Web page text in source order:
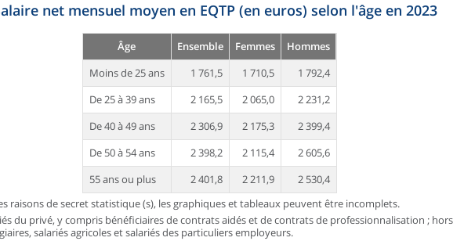
net mensuel moyen en EQTP (en euros) selon l'âge en 2023
Âge Ensemble Femmes
Hommes
Moins de 25 ans
1 761,5 1 710,5
1 792,4
De 25 à 39 ans
2 165,5 2 065,0
2 231,2
De 40 à 49 ans
2 306,9 2 175,3
2 399,4
De 50 à 54 ans
2 398,2 2 115,4
2 605,6
55 ans ou plus
2 401,8 2 211,9
2 530,4
raisons de secret statistique (s), les graphiques et tableaux peuvent être incomplets.
du privé, y compris bénéficiaires de contrats aidés et de contrats de professionnalisation ; hors
salariés agricoles et salariés des particuliers employeurs.